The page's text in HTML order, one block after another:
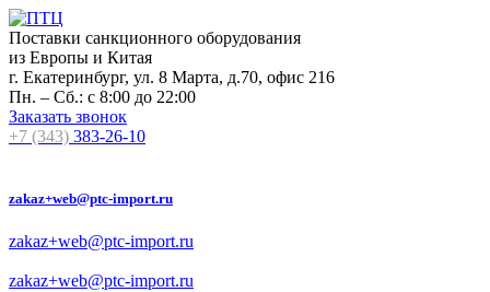
Поставки санкционного оборудования
из Европы и Китая
г. Екатеринбург, ул. 8 Марта, д.70, офис 216
Пн. – Сб.: с 8:00 до 22:00
Заказать звонок
+7 (343) 383-26-10
zakaz+web@ptc-import.ru
zakaz+web@ptc-import.ru
zakaz+web@ptc-import.ru